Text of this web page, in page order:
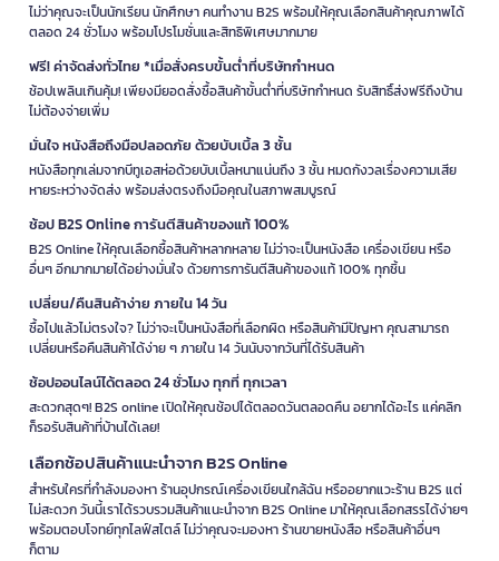
ไม่ว่าคุณจะเป็นนักเรียน นักศึกษา คนทำงาน B2S พร้อมให้คุณเลือกสินค้าคุณภาพได้
ตลอด 24 ชั่วโมง พร้อมโปรโมชั่นและสิทธิพิเศษมากมาย
ฟรี! ค่าจัดส่งทั่วไทย *เมื่อสั่งครบขั้นต่ำที่บริษัทกำหนด
ช้อปเพลินเกินคุ้ม! เพียงมียอดสั่งซื้อสินค้าขั้นต่ำที่บริษัทกำหนด รับสิทธิ์ส่งฟรีถึงบ้าน
ไม่ต้องจ่ายเพิ่ม
มั่นใจ หนังสือถึงมือปลอดภัย ด้วยบับเบิ้ล 3 ชั้น
หนังสือทุกเล่มจากบีทูเอสห่อด้วยบับเบิ้ลหนาแน่นถึง 3 ชั้น หมดกังวลเรื่องความเสีย
หายระหว่างจัดส่ง พร้อมส่งตรงถึงมือคุณในสภาพสมบูรณ์
ช้อป B2S Online การันตีสินค้าของแท้ 100%
B2S Online ให้คุณเลือกซื้อสินค้าหลากหลาย ไม่ว่าจะเป็นหนังสือ เครื่องเขียน หรือ
อื่นๆ อีกมากมายได้อย่างมั่นใจ ด้วยการการันตีสินค้าของแท้ 100% ทุกชิ้น
เปลี่ยน/คืนสินค้าง่าย ภายใน 14 วัน
ซื้อไปแล้วไม่ตรงใจ? ไม่ว่าจะเป็นหนังสือที่เลือกผิด หรือสินค้ามีปัญหา คุณสามารถ
เปลี่ยนหรือคืนสินค้าได้ง่าย ๆ ภายใน 14 วันนับจากวันที่ได้รับสินค้า
ช้อปออนไลน์ได้ตลอด 24 ชั่วโมง ทุกที่ ทุกเวลา
สะดวกสุดๆ! B2S online เปิดให้คุณช้อปได้ตลอดวันตลอดคืน อยากได้อะไร แค่คลิก
ก็รอรับสินค้าที่บ้านได้เลย!
เลือกช้อปสินค้าแนะนำจาก B2S Online
สำหรับใครที่กำลังมองหา ร้านอุปกรณ์เครื่องเขียนใกล้ฉัน หรืออยากแวะร้าน B2S แต่
ไม่สะดวก วันนี้เราได้รวบรวมสินค้าแนะนำจาก B2S Online มาให้คุณเลือกสรรได้ง่ายๆ
พร้อมตอบโจทย์ทุกไลฟ์สไตล์ ไม่ว่าคุณจะมองหา ร้านขายหนังสือ หรือสินค้าอื่นๆ
ก็ตาม